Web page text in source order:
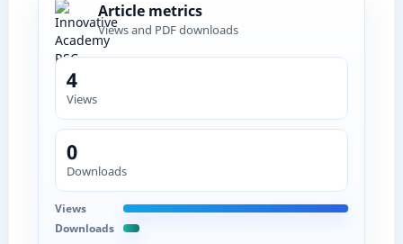
Article metrics
Views and PDF downloads
4
Views
0
Downloads
Views
Downloads